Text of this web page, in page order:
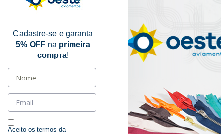
Armarinhos e Acessórios
Cadastre-se e garanta
5% OFF na primeira
compra!
Aceito os termos da